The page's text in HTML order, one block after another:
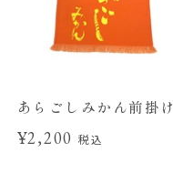
あらごしみかん前掛け
¥2,200税込